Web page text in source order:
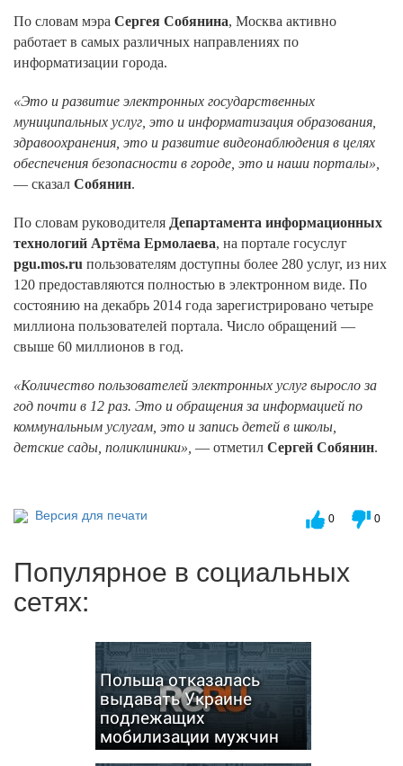
По словам мэра Сергея Собянина, Москва активно
работает в самых различных направлениях по
информатизации города.
«Это и развитие электронных государственных
муниципальных услуг, это и информатизация образования,
здравоохранения, это и развитие видеонаблюдения в целях
обеспечения безопасности в городе, это и наши порталы»,
— сказал Собянин.
По словам руководителя Департамента информационных
технологий Артёма Ермолаева, на портале госуслуг
pgu.mos.ru пользователям доступны более 280 услуг, из них
120 предоставляются полностью в электронном виде. По
состоянию на декабрь 2014 года зарегистрировано четыре
миллиона пользователей портала. Число обращений —
свыше 60 миллионов в год.
«Количество пользователей электронных услуг выросло за
год почти в 12 раз. Это и обращения за информацией по
коммунальным услугам, это и запись детей в школы,
детские сады, поликлиники», — отметил Сергей Собянин.
Версия для печати 0 0
Популярное в социальных
сетях:
Польша отказалась
выдавать Украине
подлежащих
мобилизации мужчин